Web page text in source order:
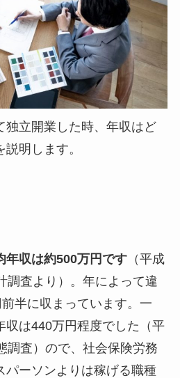
独立開業した時、年収はど
明します。
年収は約500万円です（平成
調査より）。年によって違
半に収まっています。一
収は440万円程度でした（平
調査）ので、社会保険労務
パーソンよりは稼げる職種